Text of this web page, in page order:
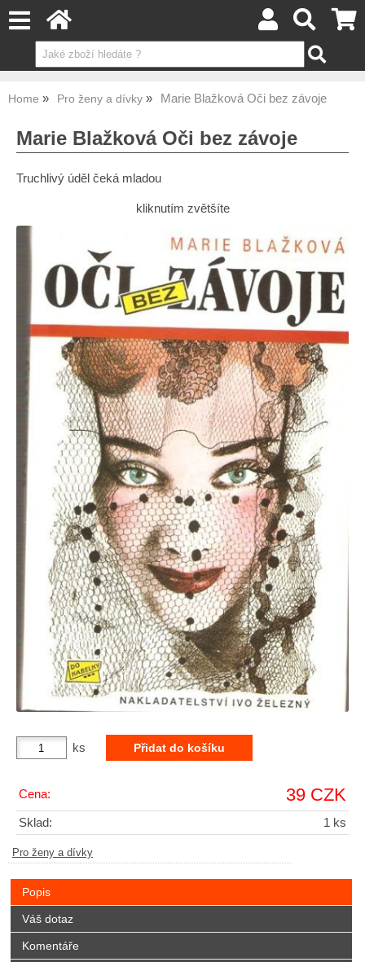
Home Pro ženy a dívky Marie Blažková Oči bez závoje
Marie Blažková Oči bez závoje
Truchlivý úděl čeká mladou
kliknutím zvětšíte
ks
Cena: 39 CZK
Sklad: 1 ks
Pro ženy a dívky
Popis
Váš dotaz
Komentáře